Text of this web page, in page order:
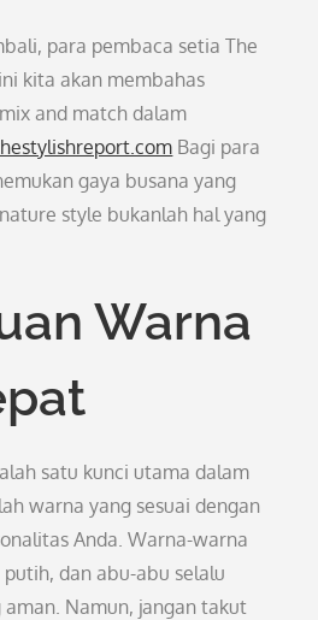
para pembaca setia The
kita akan membahas
and match dalam
Bagi para
gaya busana yang
style bukanlah hal yang
Warna
satu kunci utama dalam
warna yang sesuai dengan
Anda. Warna-warna
dan abu-abu selalu
Namun, jangan takut